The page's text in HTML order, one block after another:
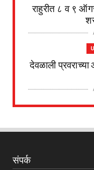
राहुरीत ८ व ९
देवळाली
जोगेश्वरी आखाडा
संपर्क